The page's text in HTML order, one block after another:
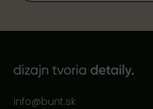
info@bunt.sk